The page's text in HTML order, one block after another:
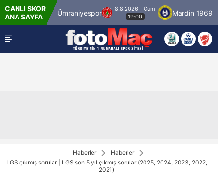
CANLI SKOR
ANA SAYFAÜmraniyespor
8.8.2026 - Cum
Mardin 1969 Spor
Haberler
Haberler
LGS çıkmış sorular | LGS son 5 yıl çıkmış sorular (2025, 2024, 2023, 2022,
2021)